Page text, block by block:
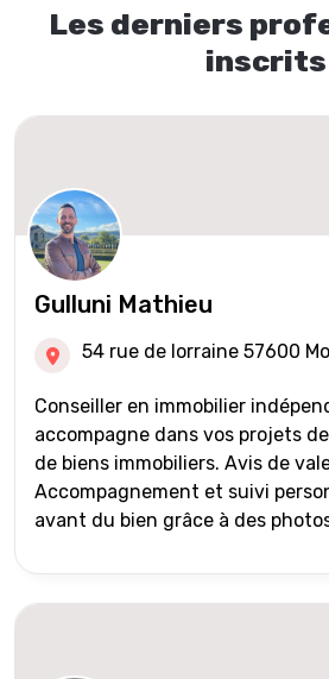
Les derniers
inscrits
Gulluni Mathieu
54 rue de lorraine 57600
Conseiller en immobilier
accompagne dans vos projets
de biens immobiliers. Avis de valeur offert
Accompagnement et suivi
avant du bien grâce à des
international) Validation du
acquéreurs auprès de